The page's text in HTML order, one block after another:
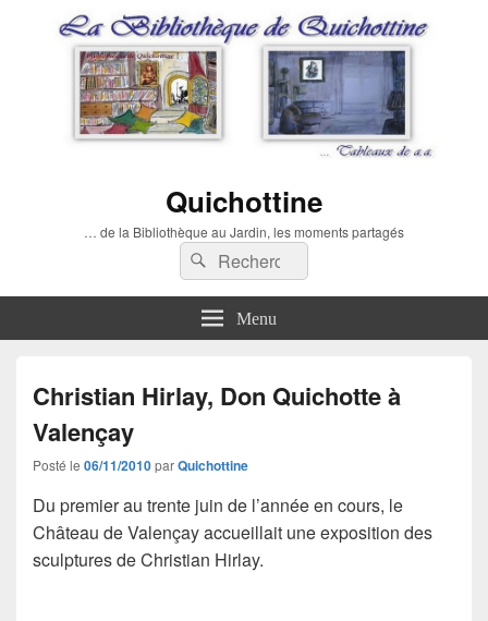
Quichottine
… de la Bibliothèque au Jardin, les moments partagés
Recherche :
Rechercher
Menu
Christian Hirlay, Don Quichotte à
Valençay
Posté le 06/11/2010parQuichottine
Du premier au trente juin de l’année en cours, le
Château de Valençay accueillait une exposition des
sculptures de Christian Hirlay.